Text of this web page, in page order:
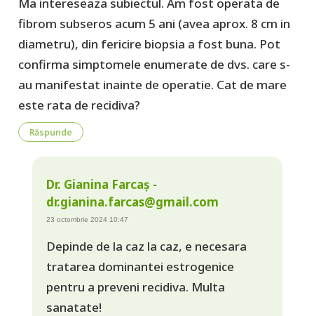
Ma intereseaza subiectul. Am fost operata de
fibrom subseros acum 5 ani (avea aprox. 8 cm in
diametru), din fericire biopsia a fost buna. Pot
confirma simptomele enumerate de dvs. care s-
au manifestat inainte de operatie. Cat de mare
este rata de recidiva?
Răspunde
Dr. Gianina Farcaș -
dr.gianina.farcas@gmail.com
23 octombrie 2024 10:47
Depinde de la caz la caz, e necesara
tratarea dominantei estrogenice
pentru a preveni recidiva. Multa
sanatate!